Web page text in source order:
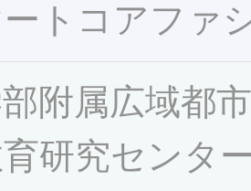
トコアファ
附属広域都
研究センタ